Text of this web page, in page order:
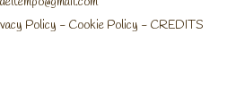
Policy - Cookie Policy - CREDITS